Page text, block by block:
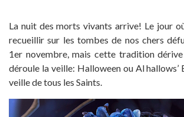
La nuit des morts vivants arrive! Le jour
recueillir sur les tombes de nos chers
1er novembre, mais cette tradition dérive
déroule la veille: Halloween ou Al hallows’
veille de tous les Saints.